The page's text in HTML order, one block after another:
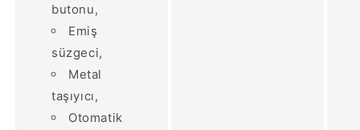
butonu,
Emiş
süzgeci,
Metal
taşıyıcı,
Otomatik